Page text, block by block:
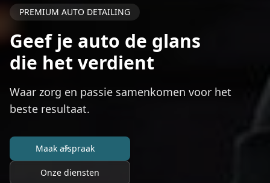
PREMIUM AUTO DETAILING
Geef je auto de glans
die het verdient
Waar zorg en passie samenkomen voor het
beste resultaat.
Maak afspraak
Onze diensten